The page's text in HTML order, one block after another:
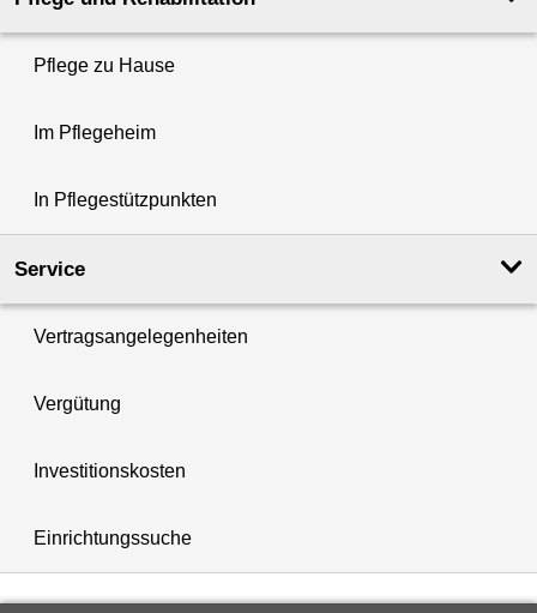
Pflege zu Hause
Im Pflegeheim
In Pflegestützpunkten
Service
Vertragsangelegenheiten
Vergütung
Investitionskosten
Einrichtungssuche